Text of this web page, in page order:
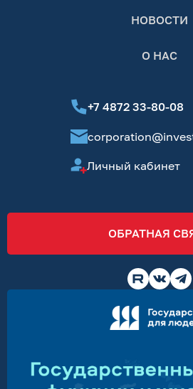
НОВОСТИ
О НАС
+7 4872 33-80-08
Личный кабинет
ОБРАТНАЯ